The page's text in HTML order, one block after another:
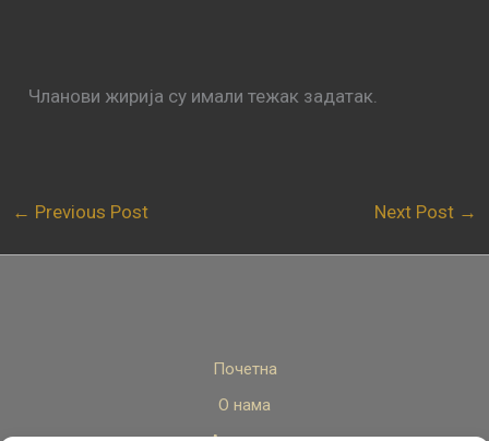
Чланови жирија су имали тежак задатак.
← Previous Post Next Post →
Почетна
О нама